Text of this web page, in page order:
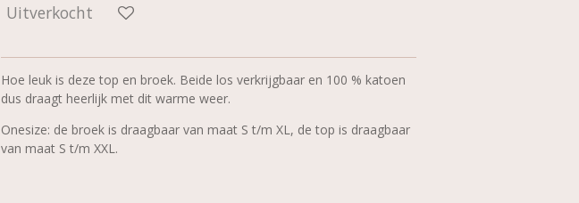
Uitverkocht
Hoe leuk is deze top en broek. Beide los verkrijgbaar en 100 % katoen
dus draagt heerlijk met dit warme weer.
Onesize: de broek is draagbaar van maat S t/m XL, de top is draagbaar
van maat S t/m XXL.